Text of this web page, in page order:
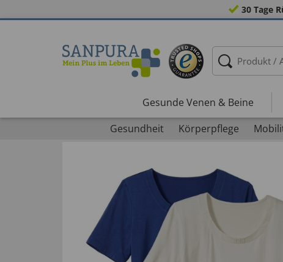
30 Tage
Gesunde Venen & Beine
Gesundheit
Körperpflege